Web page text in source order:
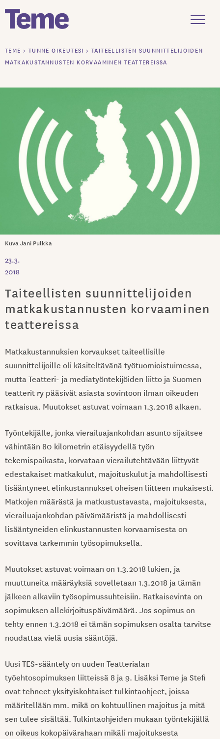
Siirry
sisältöön
TEME > TUNNE OIKEUTESI >TAITEELLISTEN SUUNNITTELIJOIDEN
MATKAKUSTANNUSTEN KORVAAMINEN TEATTEREISSA
Kuva Jani Pulkka
23.3.
2018
Taiteellisten suunnittelijoiden
matkakustannusten korvaaminen
teattereissa
Matkakustannuksien korvaukset taiteellisille
suunnittelijoille oli käsiteltävänä työtuomioistuimessa,
mutta Teatteri- ja mediatyöntekijöiden liitto ja Suomen
teatterit ry pääsivät asiasta sovintoon ilman oikeuden
ratkaisua. Muutokset astuvat voimaan 1.3.2018 alkaen.
Työntekijälle, jonka vierailuajankohdan asunto sijaitsee
vähintään 80 kilometrin etäisyydellä työn
tekemispaikasta, korvataan vierailutehtävään liittyvät
edestakaiset matkakulut, majoituskulut ja mahdollisesti
lisääntyneet elinkustannukset oheisen liitteen mukaisesti.
Matkojen määrästä ja matkustustavasta, majoituksesta,
vierailuajankohdan päivämääristä ja mahdollisesti
lisääntyneiden elinkustannusten korvaamisesta on
sovittava tarkemmin työsopimuksella.
Muutokset astuvat voimaan on 1.3.2018 lukien, ja
muuttuneita määräyksiä sovelletaan 1.3.2018 ja tämän
jälkeen alkaviin työsopimussuhteisiin. Ratkaisevinta on
sopimuksen allekirjoituspäivämäärä. Jos sopimus on
tehty ennen 1.3.2018 ei tämän sopimuksen osalta tarvitse
noudattaa vielä uusia sääntöjä.
Uusi TES-sääntely on uuden Teatterialan
työehtosopimuksen liitteissä 8 ja 9. Lisäksi Teme ja Stefi
ovat tehneet yksityiskohtaiset tulkintaohjeet, joissa
määritellään mm. mikä on kohtuullinen majoitus ja mitä
sen tulee sisältää. Tulkintaohjeiden mukaan työntekijällä
on oikeus kokopäivärahaan mikäli majoituksesta